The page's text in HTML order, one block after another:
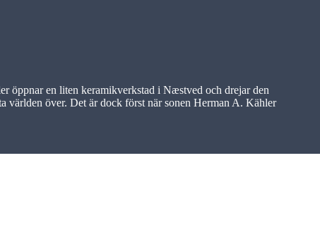
öppnar en liten keramikverkstad i Næstved och drejar den
världen över. Det är dock först när sonen Herman A. Kähler